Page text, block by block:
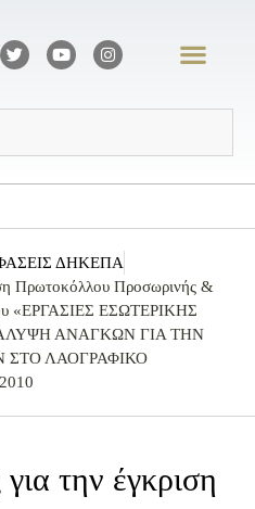
ΔΗΚΕΠΑ
Πρωτοκόλλου Προσωρινής &
«ΕΡΓΑΣΙΕΣ ΕΣΩΤΕΡΙΚΗΣ
ΑΝΑΓΚΩΝ ΓΙΑ ΤΗΝ
ΛΑΟΓΡΑΦΙΚΟ
την έγκριση